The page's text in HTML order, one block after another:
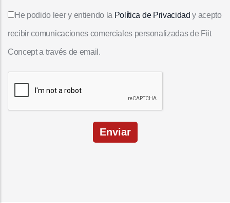
He podido leer y entiendo la Política de Privacidad y acepto
recibir comunicaciones comerciales personalizadas de Fiit
Concept a través de email.
Enviar